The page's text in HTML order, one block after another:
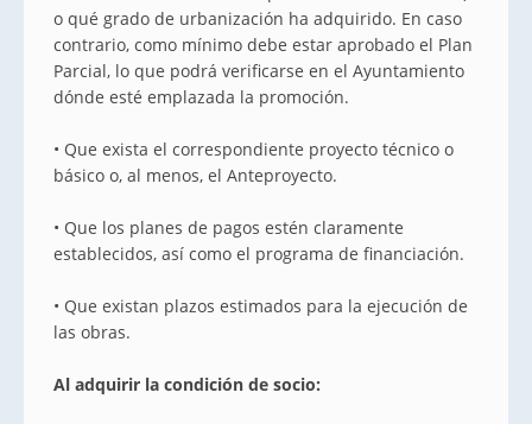
o qué grado de urbanización ha adquirido. En caso
contrario, como mínimo debe estar aprobado el Plan
Parcial, lo que podrá verificarse en el Ayuntamiento
dónde esté emplazada la promoción.
• Que exista el correspondiente proyecto técnico o
básico o, al menos, el Anteproyecto.
• Que los planes de pagos estén claramente
establecidos, así como el programa de financiación.
• Que existan plazos estimados para la ejecución de
las obras.
Al adquirir la condición de socio: